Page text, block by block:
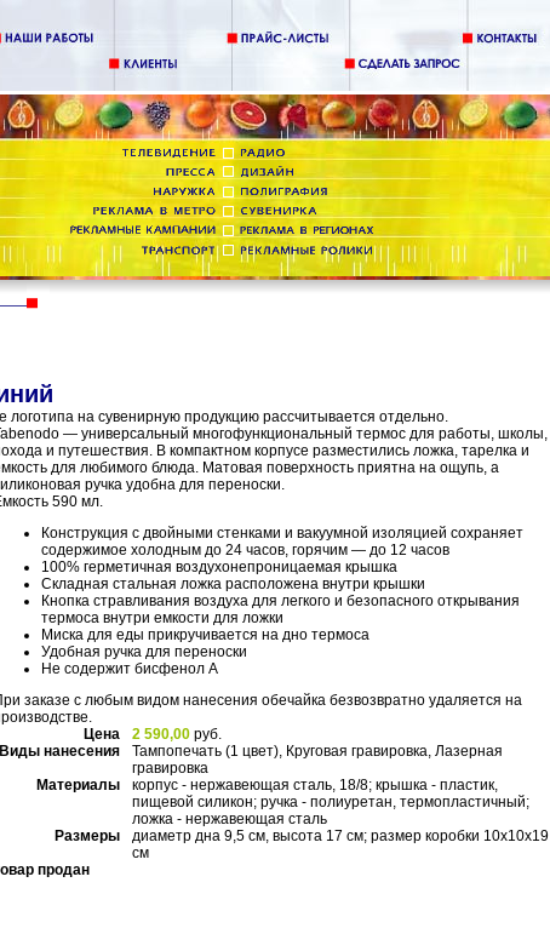
на сувенирную продукцию рассчитывается отдельно.
— универсальный многофункциональный термос для работы, школы,
и путешествия. В компактном корпусе разместились ложка, тарелка и
для любимого блюда. Матовая поверхность приятна на ощупь, а
ручка удобна для переноски.
590 мл.
Конструкция с двойными стенками и вакуумной изоляцией сохраняет
содержимое холодным до 24 часов, горячим — до 12 часов
100% герметичная воздухонепроницаемая крышка
Складная стальная ложка расположена внутри крышки
Кнопка стравливания воздуха для легкого и безопасного открывания
термоса внутри емкости для ложки
Миска для еды прикручивается на дно термоса
Удобная ручка для переноски
Не содержит бисфенол А
заказе с любым видом нанесения обечайка безвозвратно удаляется на
Цена
2 590,00 руб.
Виды нанесения
Тампопечать (1 цвет), Круговая гравировка, Лазерная
гравировка
Материалы
корпус - нержавеющая сталь, 18/8; крышка - пластик,
пищевой силикон; ручка - полиуретан, термопластичный;
ложка - нержавеющая сталь
Размеры
диаметр дна 9,5 см, высота 17 см; размер коробки 10x10x19
см
продан